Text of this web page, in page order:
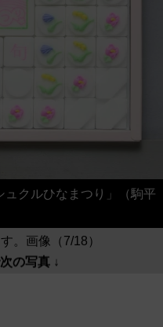
ュクルひなまつり」（駒平
。画像（7/18）
の写真 ↓